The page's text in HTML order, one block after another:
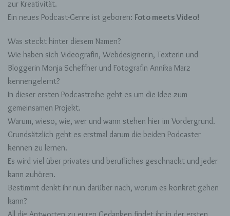
zur Kreativität.
Ein neues Podcast-Genre ist geboren: Foto meets Video!
Was steckt hinter diesem Namen?
Wie haben sich Videografin, Webdesignerin, Texterin und
Bloggerin Monja Scheffner und Fotografin Annika Marz
kennengelernt?
In dieser ersten Podcastreihe geht es um die Idee zum
gemeinsamen Projekt.
Warum, wieso, wie, wer und wann stehen hier im Vordergrund.
Grundsätzlich geht es erstmal darum die beiden Podcaster
kennen zu lernen.
Es wird viel über privates und berufliches geschnackt und jeder
kann zuhören.
Bestimmt denkt ihr nun darüber nach, worum es konkret gehen
kann?